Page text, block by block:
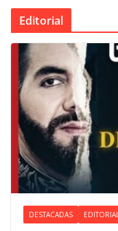
Editorial
DESTACADAS EDITORIAL